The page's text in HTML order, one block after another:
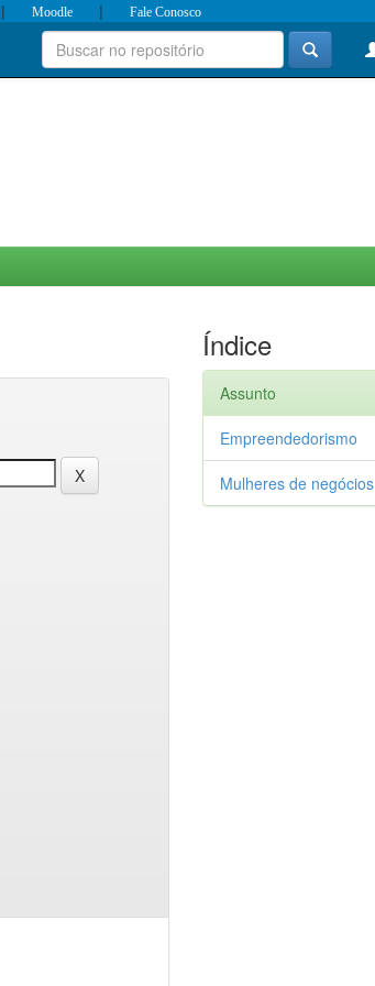
| Moodle | Fale Conosco
Índice
Assunto
Empreendedorismo
Mulheres de negócios